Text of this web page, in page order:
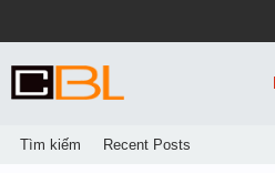
Tìm kiếm Recent Posts